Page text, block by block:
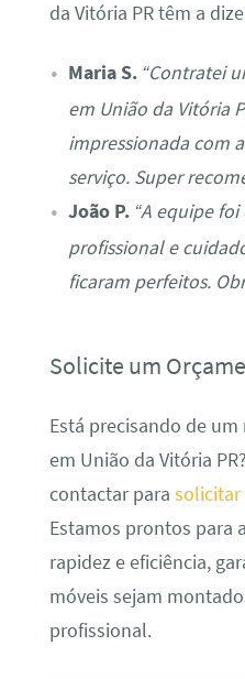
da Vitória PR têm a
Maria S. “Contratei
em União da Vitória
impressionada com
serviço. Super
João P. “A equipe
profissional e
ficaram perfeitos.
Solicite um
Está precisando de
em União da Vitória
contactar para solicitar
Estamos prontos para
rapidez e eficiência,
móveis sejam
profissional.